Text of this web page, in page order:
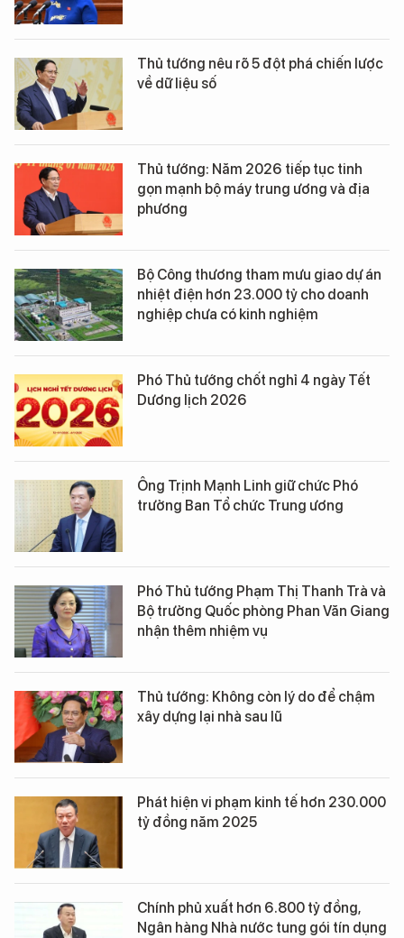
Thủ tướng nêu rõ 5 đột phá chiến lược
về dữ liệu số
Thủ tướng: Năm 2026 tiếp tục tinh
gọn mạnh bộ máy trung ương và địa
phương
Bộ Công thương tham mưu giao dự án
nhiệt điện hơn 23.000 tỷ cho doanh
nghiệp chưa có kinh nghiệm
Phó Thủ tướng chốt nghỉ 4 ngày Tết
Dương lịch 2026
Ông Trịnh Mạnh Linh giữ chức Phó
trưởng Ban Tổ chức Trung ương
Phó Thủ tướng Phạm Thị Thanh Trà và
Bộ trưởng Quốc phòng Phan Văn Giang
nhận thêm nhiệm vụ
Thủ tướng: Không còn lý do để chậm
xây dựng lại nhà sau lũ
Phát hiện vi phạm kinh tế hơn 230.000
tỷ đồng năm 2025
Chính phủ xuất hơn 6.800 tỷ đồng,
Ngân hàng Nhà nước tung gói tín dụng